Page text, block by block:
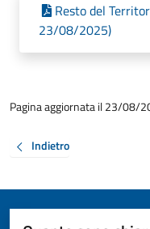
Resto del
23/08/2025)
Pagina aggiornata il 23/08/
Indietro